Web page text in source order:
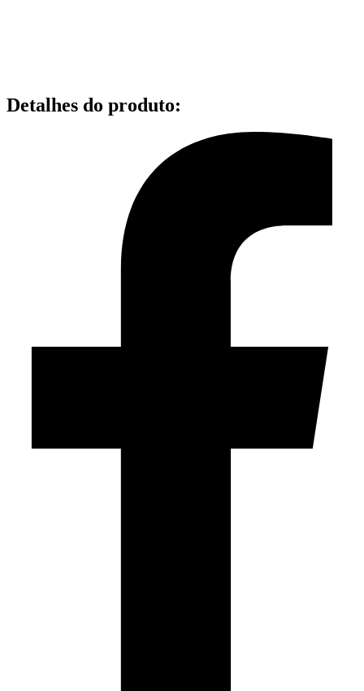
Detalhes do produto: